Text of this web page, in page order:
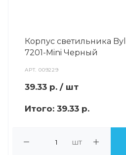
Корпус светильника
7201-Mini Черный
АРТ.009229
39.33 р. / шт
Итого: 39.33 р.
шт